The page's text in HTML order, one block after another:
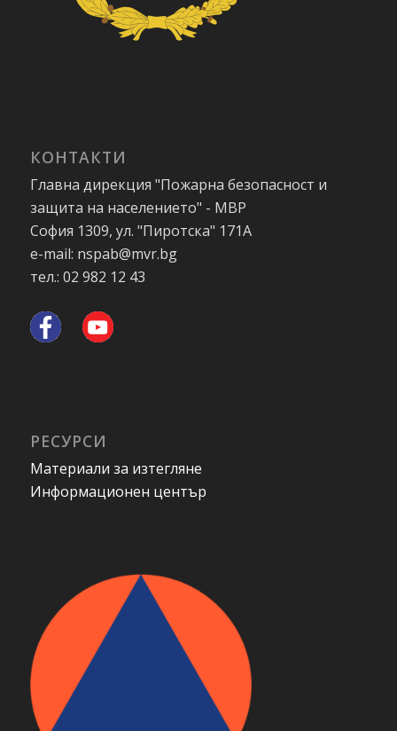
КОНТАКТИ
Главна дирекция "Пожарна безопасност и
защита на населението" - МВР
София 1309, ул. "Пиротска" 171А
e-mail: nspab@mvr.bg
тел.: 02 982 12 43
РЕСУРСИ
Материали за изтегляне
Информационен център